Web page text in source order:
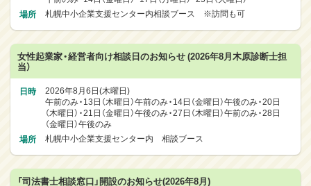
場所 札幌中小企業支援センター内相談ブース ※訪問も可
女性起業家・経営者向け相談日のお知らせ (2026年8月木原診断士担
当）
日時
2026年8月6日(木曜日)
午前のみ・13日（木曜日）午前のみ・14日（金曜日）午後のみ・20日
（木曜日）・21日（金曜日）午後のみ・27日（木曜日）午前のみ・28日
（金曜日）午後のみ
場所 札幌中小企業支援センター内 相談ブース
「司法書士相談窓口」開設のお知らせ(2026年8月)